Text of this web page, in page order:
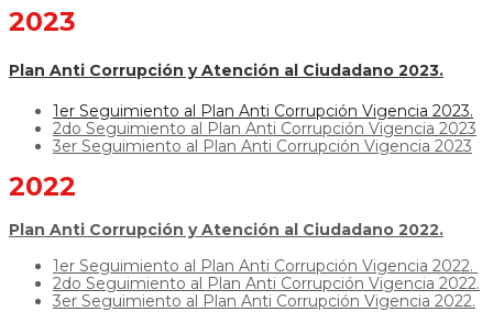
2023
Plan Anti Corrupción y Atención al Ciudadano 2023.
1er Seguimiento al Plan Anti Corrupción Vigencia 2023.
2do Seguimiento al Plan Anti Corrupción Vigencia 2023
3er Seguimiento al Plan Anti Corrupción Vigencia 2023
2022
Plan Anti Corrupción y Atención al Ciudadano 2022.
1er Seguimiento al Plan Anti Corrupción Vigencia 2022.
2do Seguimiento al Plan Anti Corrupción Vigencia 2022.
3er Seguimiento al Plan Anti Corrupción Vigencia 2022.